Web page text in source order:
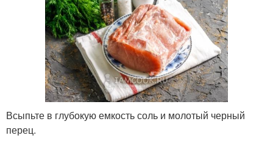
Всыпьте в глубокую емкость соль и молотый черный
перец.